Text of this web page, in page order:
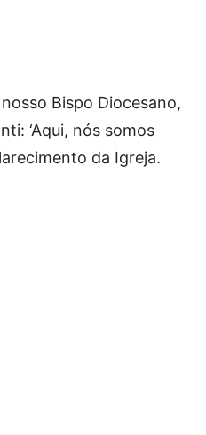
Bispo Diocesano,
‘Aqui, nós somos
da Igreja.